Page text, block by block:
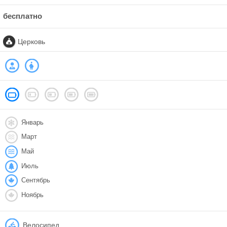
бесплатно
Церковь
Январь
Март
Май
Июль
Сентябрь
Ноябрь
Велосипед